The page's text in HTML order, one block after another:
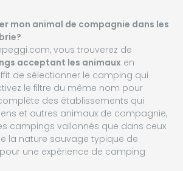
mon animal de compagnie dans les
vous trouverez de
acceptant les animaux en
de sélectionner le camping qui
le filtre du même nom pour
des établissements qui
et autres animaux de compagnie,
campings vallonnés que dans ceux
la nature sauvage typique de
une expérience de camping